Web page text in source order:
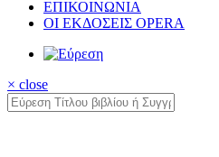
ΕΠΙΚΟΙΝΩΝΙΑ
ΟΙ ΕΚΔΟΣΕΙΣ OPERA
× close